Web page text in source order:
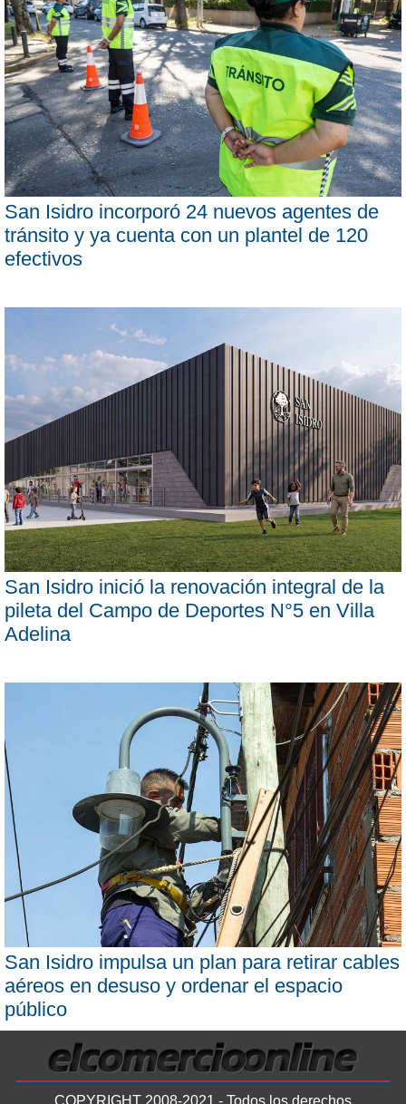
San Isidro incorporó 24 nuevos agentes de
tránsito y ya cuenta con un plantel de 120
efectivos
San Isidro inició la renovación integral de la
pileta del Campo de Deportes N°5 en Villa
Adelina
San Isidro impulsa un plan para retirar cables
aéreos en desuso y ordenar el espacio
público
COPYRIGHT 2008-2021 - Todos los derechos